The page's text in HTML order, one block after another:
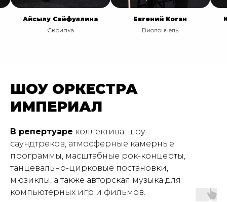
Евгений Коган
Юрий
ШОУ ОРКЕСТРА
ИМПЕРИАЛ
В репертуаре коллектива: шоу
саундтреков, атмосферные камерные
программы, масштабные рок-концерты,
танцевально-цирковые постановки,
мюзиклы, а также авторская музыка для
компьютерных игр и фильмов.